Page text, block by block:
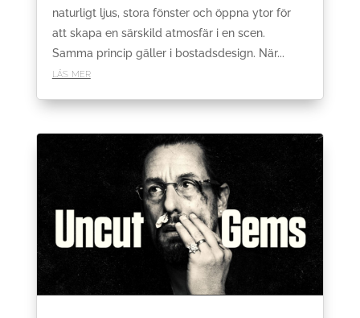
naturligt ljus, stora fönster och öppna ytor för
att skapa en särskild atmosfär i en scen.
Samma princip gäller i bostadsdesign. När...
läs mer